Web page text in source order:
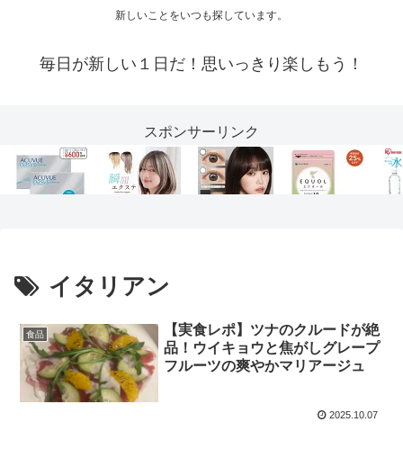
新しいことをいつも探しています。
毎日が新しい１日だ！思いっきり楽しもう！
スポンサーリンク
イタリアン
食品
【実食レポ】ツナのクルードが絶
品！ウイキョウと焦がしグレープ
フルーツの爽やかマリアージュ
2025.10.07